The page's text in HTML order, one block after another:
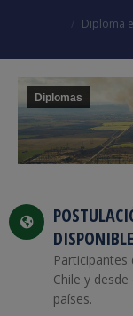
Diploma
Diplomas
DISPONIBLE
Participantes
Chile y
países.